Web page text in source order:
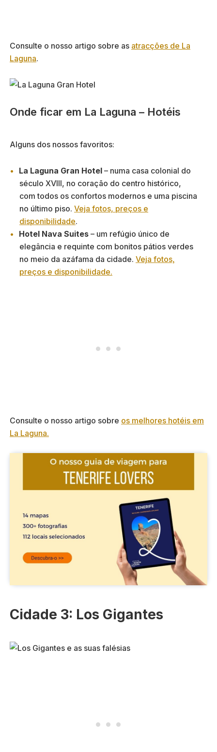
Consulte o nosso artigo sobre as atracções de La
Laguna.
Onde ficar em La Laguna – Hotéis
Alguns dos nossos favoritos:
La Laguna Gran Hotel – numa casa colonial do
século XVIII, no coração do centro histórico,
com todos os confortos modernos e uma piscina
no último piso. Veja fotos, preços e
disponibilidade.
Hotel Nava Suites – um refúgio único de
elegância e requinte com bonitos pátios verdes
no meio da azáfama da cidade. Veja fotos,
preços e disponibilidade.
Consulte o nosso artigo sobre os melhores hotéis em
La Laguna.
Cidade 3: Los Gigantes